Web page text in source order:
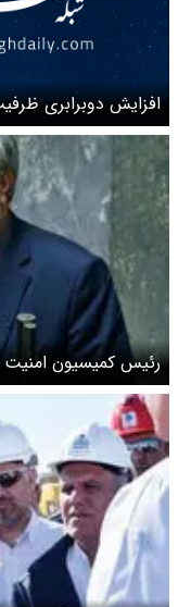
افزایش دوبرابری
خلیج فارس فرار
هستند